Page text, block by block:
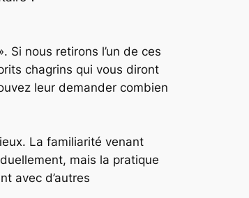
Si nous retirons l’un de ces
chagrins qui vous diront
leur demander combien
La familiarité venant
mais la pratique
avec d’autres